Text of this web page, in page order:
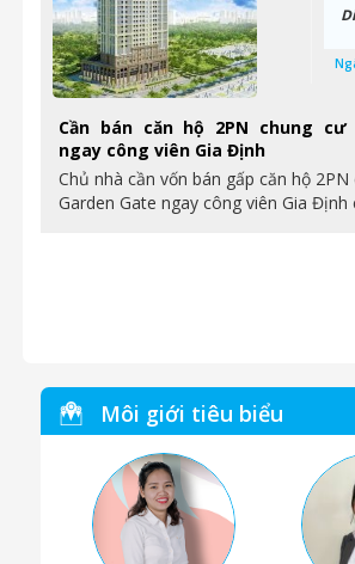
Cần bán căn hộ 2PN chung cư
ngay công viên Gia Định
Chủ nhà cần vốn bán gấp căn hộ
Garden Gate ngay công viên Gia Định
Môi giới tiêu biểu